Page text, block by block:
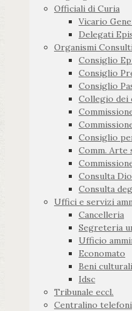
Officiali di Curia
Vicario
Delegati
Organismi
Consiglio
Consiglio
Consiglio
Collegio dei
Consiglio
Comm. Arte
Consulta
Consulta
Uffici e servizi
Cancelleria
Segreteria
Ufficio
Economato
Beni culturali
Idsc
Tribunale eccl.
Centralino